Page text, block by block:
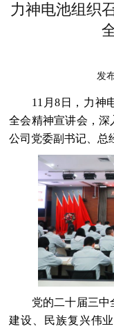
力神电池组织
发
11月8日，力神电
全会精神宣讲会，深
公司党委副书记、总
党的二十届三中全
建设、民族复兴伟